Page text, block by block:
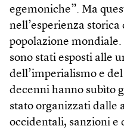
egemoniche”. Ma
nell’esperienza
popolazione mondiale.
sono stati esposti alle
dell’imperialismo e
decenni hanno subìto
stato organizzati dalle
occidentali, sanzioni